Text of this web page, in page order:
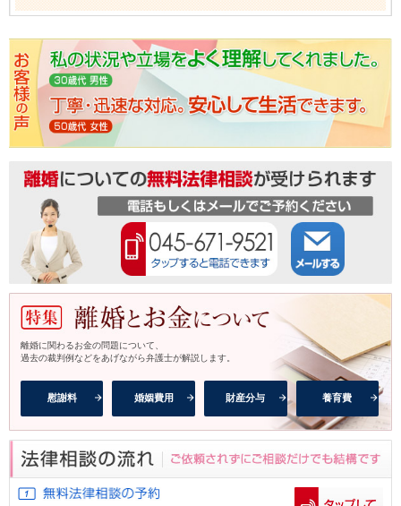
離婚に関わるお金の問題について、
過去の裁判例などをあげながら弁護士が解説します。
慰謝料 婚姻費用 財産分与 養育費